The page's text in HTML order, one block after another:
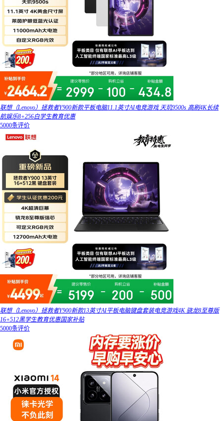
联想（Lenovo）拯救者Y900新款平板电脑11.1英寸AI电竞游戏 天玑9500s 高刷4K长续
航娱乐8+256白学生教育优惠
5000条评价
联想（Lenovo）拯救者Y900新款13英寸AI平板电脑键盘套装电竞游戏4K 骁龙8至尊版
16+512黑学生教育优惠国家补贴
5000条评价